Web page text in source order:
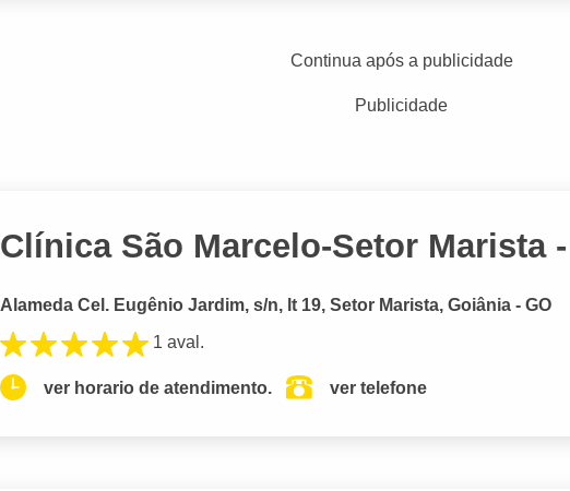
Continua após a publicidade
Publicidade
Clínica São Marcelo-Setor Marista
Alameda Cel. Eugênio Jardim, s/n, lt 19, Setor Marista, Goiânia - GO
1 aval.
ver horario de atendimento. ver telefone